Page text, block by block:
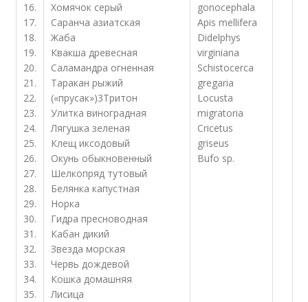
16.
17.
18.
19.
20.
21.
22.
23.
24.
25.
26.
27.
28.
29.
30.
31.
32.
33.
34.
35.
Хомячок серый
Саранча азиатская
Жаба
Квакша древесная
Саламандра огненная
Таракан рыжий
(«прусак»)3Тритон
Улитка виноградная
Лягушка зеленая
Клещ иксодовый
Окунь обыкновенный
Шелкопряд тутовый
Белянка капустная
Норка
Гидра пресноводная
Кабан дикий
Звезда морская
Червь дождевой
Кошка домашняя
Лисица
gonocephala
Apis mellifera
Didelphys
virginiana
Schistocerca
gregaria
Locusta
migratoria
Cricetus
griseus
Bufo sp.